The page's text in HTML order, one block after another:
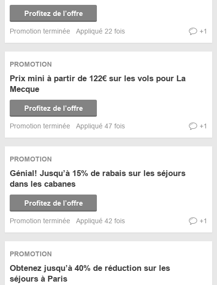
Profitez de l’offre
Promotion terminée Appliqué 22 fois +1
PROMOTION
Prix mini à partir de 122€ sur les vols pour La
Mecque
Profitez de l’offre
Promotion terminée Appliqué 47 fois +1
PROMOTION
Génial! Jusqu’à 15% de rabais sur les séjours
dans les cabanes
Profitez de l’offre
Promotion terminée Appliqué 42 fois +1
PROMOTION
Obtenez jusqu’à 40% de réduction sur les
séjours à Paris